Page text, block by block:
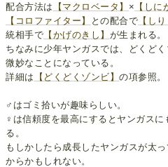
配合方法は
【マクロベータ】 × 【しに
【コロファイター】
との配合で 【し
統相手で 【かげのきし】 が生まれる。
ちなみに少年ヤンガスでは、どくど
微妙なことになっている。
詳細は
【どくどくゾンビ】の項参照。
♂はゴミ拾いが趣味らしい。
♀は信頼度を最高にするとヤンガスに
る。
もしかしたら成長したヤンガスが太
からかもしれない。